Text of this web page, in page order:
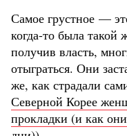
Самое грустное —
когда-то была такой
получив власть,
отыграться. Они
же, как страдали
Северной Корее
прокладки (и как